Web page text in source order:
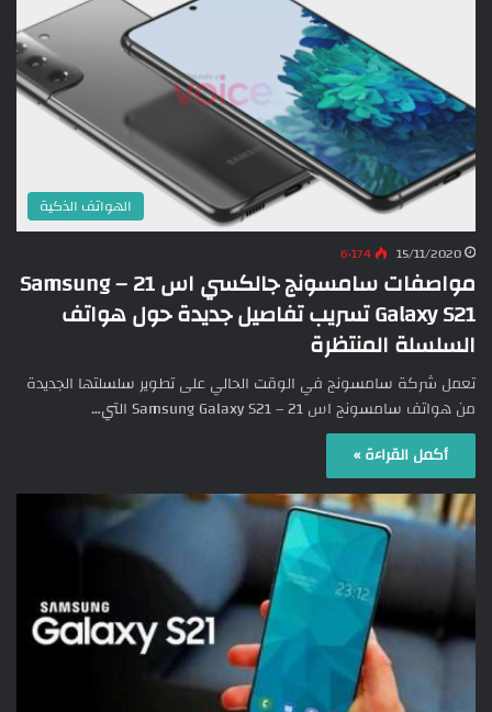
الهواتف الذكية
15/11/2020 6٬174
مواصفات سامسونج جالكسي اس 21 – Samsung
Galaxy S21 تسريب تفاصيل جديدة حول هواتف
السلسلة المنتظرة
تعمل شركة سامسونج في الوقت الحالي على تطوير سلسلتها الجديدة
من هواتف سامسونج اس 21 – Samsung Galaxy S21 التي…
أكمل القراءة »